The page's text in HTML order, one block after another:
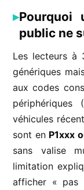
Pourquoi
public ne
Les lecteurs à
génériques
aux codes
périphériques
véhicules
sont en P1xxx
sans valise
limitation
afficher « pas